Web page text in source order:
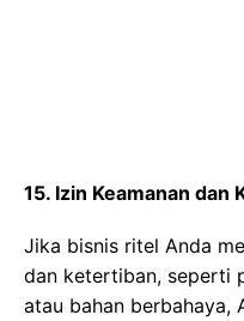
15. Izin Keamanan dan
Jika bisnis ritel Anda
dan ketertiban, seperti
atau bahan berbahaya,